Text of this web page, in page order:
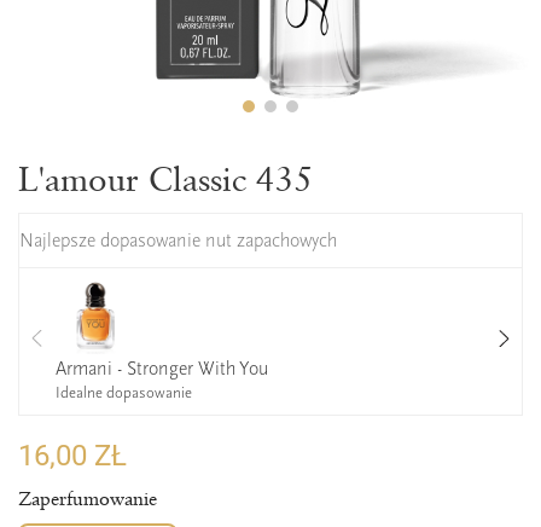
L'amour Classic 435
Najlepsze dopasowanie nut zapachowych
Armani - Stronger With You
Idealne dopasowanie
16,00 ZŁ
Zaperfumowanie